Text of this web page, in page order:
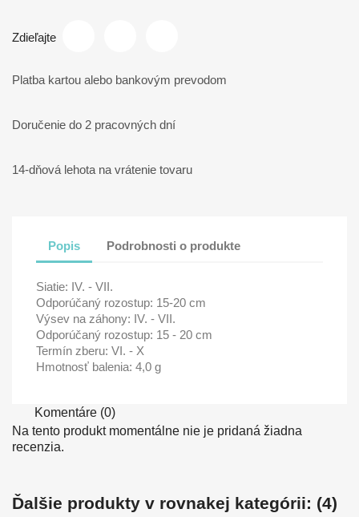
Zdieľajte
Platba kartou alebo bankovým prevodom
Doručenie do 2 pracovných dní
14-dňová lehota na vrátenie tovaru
Popis Podrobnosti o produkte
Siatie: IV. - VII.
Odporúčaný rozostup: 15-20 cm
Výsev na záhony: IV. - VII.
Odporúčaný rozostup: 15 - 20 cm
Termín zberu: VI. - X
Hmotnosť balenia: 4,0 g
Komentáre (0)
Na tento produkt momentálne nie je pridaná žiadna
recenzia.
Ďalšie produkty v rovnakej kategórii: (4)